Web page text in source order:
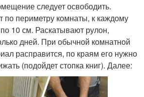
следует освободить.
по периметру комнаты, к каждому
10 см. Раскатывают рулон,
дней. При обычной комнатной
расправится, по краям его нужно
(подойдет стопка книг). Далее: